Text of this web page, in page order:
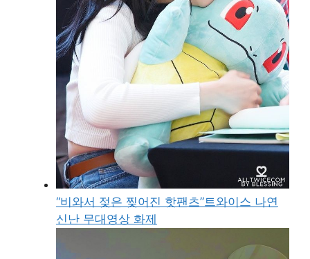
“비와서 젖은 찢어진 핫팬츠”트와이스 나연
신난 무대영상 화제